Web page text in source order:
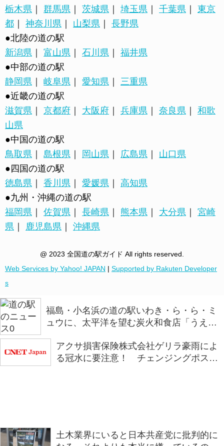
栃木県 ｜ 群馬県 ｜ 茨城県 ｜ 埼玉県 ｜ 千葉県 ｜ 東京
都 ｜ 神奈川県 ｜ 山梨県 ｜ 長野県
●北陸の道の駅
新潟県 ｜ 富山県 ｜ 石川県 ｜ 福井県
●中部の道の駅
静岡県 ｜ 岐阜県 ｜ 愛知県 ｜ 三重県
●近畿の道の駅
滋賀県 ｜ 京都府 ｜ 大阪府 ｜ 兵庫県 ｜ 奈良県 ｜ 和歌
山県
●中国の道の駅
鳥取県 ｜ 島根県 ｜ 岡山県 ｜ 広島県 ｜ 山口県
●四国の道の駅
徳島県 ｜ 香川県 ｜ 愛媛県 ｜ 高知県
●九州・沖縄の道の駅
福岡県 ｜ 佐賀県 ｜ 長崎県 ｜ 熊本県 ｜ 大分県 ｜ 宮崎
県 ｜ 鹿児島県 ｜ 沖縄県
@ 2023 全国道の駅ガイド All rights reserved.
Web Services by Yahoo! JAPAN | Supported by Rakuten Developer
s
福島・小名浜の道の駅いわき・ら・ら・ミ
ュウに、太平洋を望む炭火和食店「うえの
アクサ損害保険株式会社ゲリラ豪雨によ
る冠水に要注意！ チェンジングポスタ
土木業界にいると日本共産党に批判的に